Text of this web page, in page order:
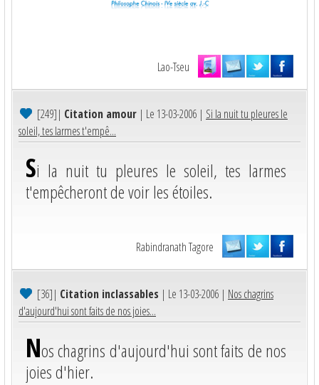
Lao-Tseu
[249]| Citation amour | Le 13-03-2006 | Si la nuit tu pleures le
soleil, tes larmes t'empê...
Si la nuit tu pleures le soleil, tes larmes
t'empêcheront de voir les étoiles.
Rabindranath Tagore
[36]| Citation inclassables | Le 13-03-2006 | Nos chagrins
d'aujourd'hui sont faits de nos joies...
Nos chagrins d'aujourd'hui sont faits de nos
joies d'hier.